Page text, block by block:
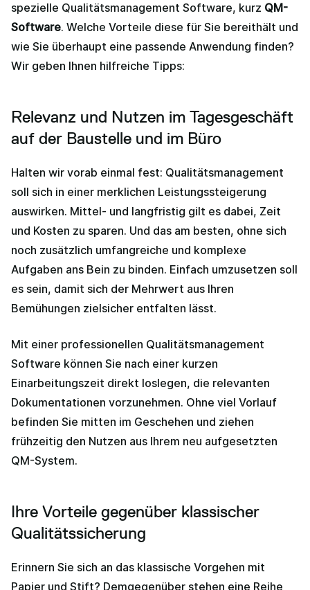
spezielle Qualitätsmanagement Software, kurz QM-
Software. Welche Vorteile diese für Sie bereithält und
wie Sie überhaupt eine passende Anwendung finden?
Wir geben Ihnen hilfreiche Tipps:
Relevanz und Nutzen im Tagesgeschäft
auf der Baustelle und im Büro
Halten wir vorab einmal fest: Qualitätsmanagement
soll sich in einer merklichen Leistungssteigerung
auswirken. Mittel- und langfristig gilt es dabei, Zeit
und Kosten zu sparen. Und das am besten, ohne sich
noch zusätzlich umfangreiche und komplexe
Aufgaben ans Bein zu binden. Einfach umzusetzen soll
es sein, damit sich der Mehrwert aus Ihren
Bemühungen zielsicher entfalten lässt.
Mit einer professionellen Qualitätsmanagement
Software können Sie nach einer kurzen
Einarbeitungszeit direkt loslegen, die relevanten
Dokumentationen vorzunehmen. Ohne viel Vorlauf
befinden Sie mitten im Geschehen und ziehen
frühzeitig den Nutzen aus Ihrem neu aufgesetzten
QM-System.
Ihre Vorteile gegenüber klassischer
Qualitätssicherung
Erinnern Sie sich an das klassische Vorgehen mit
Papier und Stift? Demgegenüber stehen eine Reihe